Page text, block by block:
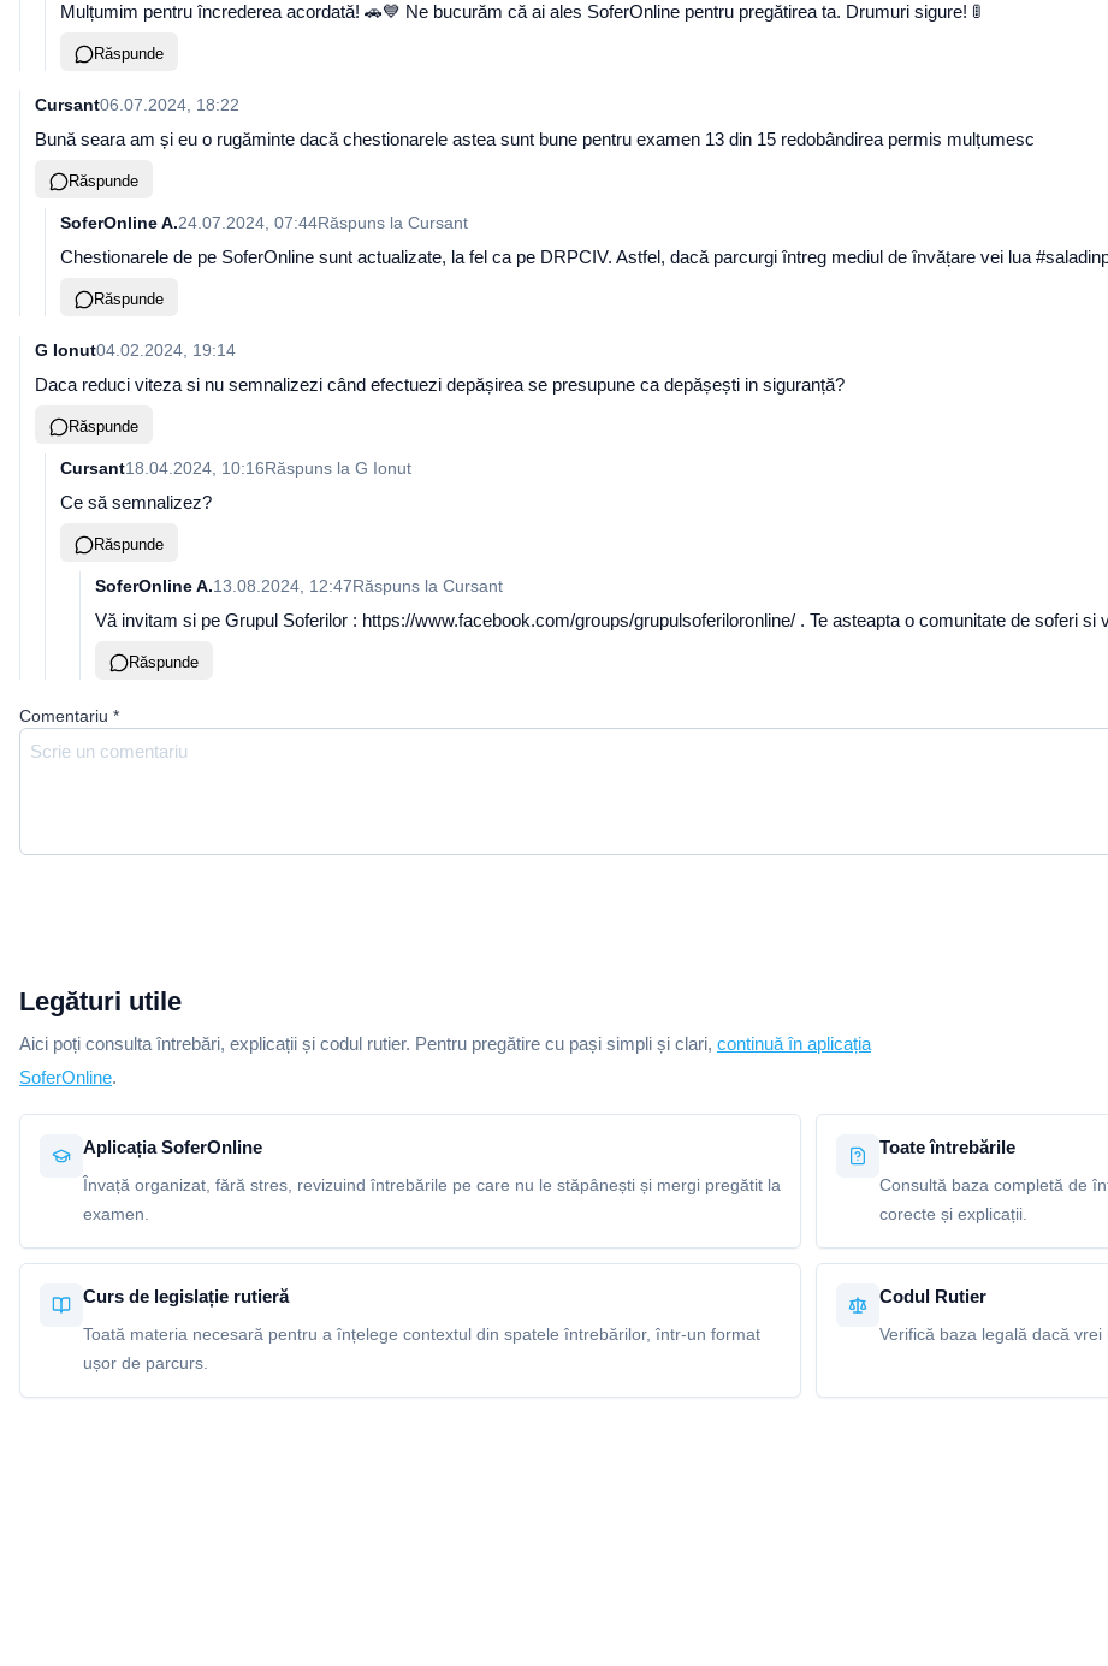
Mulțumim pentru încrederea acordată! 🚗💙 Ne bucurăm că ai ales SoferOnline pentru pregătirea ta. Drumuri sigure! 🚦
Răspunde
Cursant06.07.2024, 18:22
Bună seara am și eu o rugăminte dacă chestionarele astea sunt bune pentru examen 13 din 15 redobândirea permis mulțumesc
Răspunde
SoferOnline A.24.07.2024, 07:44Răspuns la Cursant
Chestionarele de pe SoferOnline sunt actualizate, la fel ca pe DRPCIV. Astfel, dacă parcurgi întreg mediul de învățare vei lua
Răspunde
G Ionut04.02.2024, 19:14
Daca reduci viteza si nu semnalizezi când efectuezi depășirea se presupune ca depășești in siguranță?
Răspunde
Cursant18.04.2024, 10:16Răspuns la G Ionut
Ce să semnalizez?
Răspunde
SoferOnline A.13.08.2024, 12:47Răspuns la Cursant
Vă invitam si pe Grupul Soferilor : https://www.facebook.com/groups/grupulsoferiloronline/ . Te asteapta o comunitate de soferi
Răspunde
Comentariu *
Legături utile
Aici poți consulta întrebări, explicații și codul rutier. Pentru pregătire cu pași simpli și clari, continuă în aplicația
SoferOnline.
Aplicația SoferOnline
Învață organizat, fără stres, revizuind întrebările pe care nu le stăpânești și mergi pregătit la
examen.
Toate întrebările
Consultă baza completă de
corecte și explicații.
Curs de legislație rutieră
Toată materia necesară pentru a înțelege contextul din spatele întrebărilor, într-un format
ușor de parcurs.
Codul Rutier
Verifică baza legală dacă